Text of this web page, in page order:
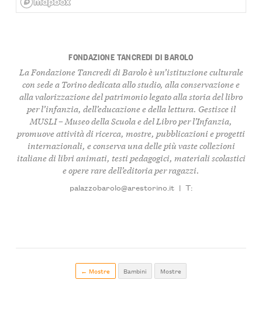
FONDAZIONE TANCREDI DI BAROLO
La Fondazione Tancredi di Barolo è un’istituzione culturale
con sede a Torino dedicata allo studio, alla conservazione e
alla valorizzazione del patrimonio legato alla storia del libro
per l’infanzia, dell’educazione e della lettura. Gestisce il
MUSLI – Museo della Scuola e del Libro per l’Infanzia,
promuove attività di ricerca, mostre, pubblicazioni e progetti
internazionali, e conserva una delle più vaste collezioni
italiane di libri animati, testi pedagogici, materiali scolastici
e opere rare dell’editoria per ragazzi.
palazzobarolo@arestorino.it | T:
← Mostre Bambini Mostre